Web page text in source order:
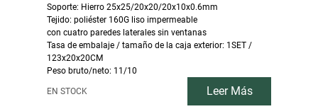
Soporte: Hierro 25x25/20x20/20x10x0.6mm
Tejido: poliéster 160G liso impermeable
con cuatro paredes laterales sin ventanas
Tasa de embalaje / tamaño de la caja exterior: 1SET /
123x20x20CM
Peso bruto/neto: 11/10
EN STOCK Leer Más